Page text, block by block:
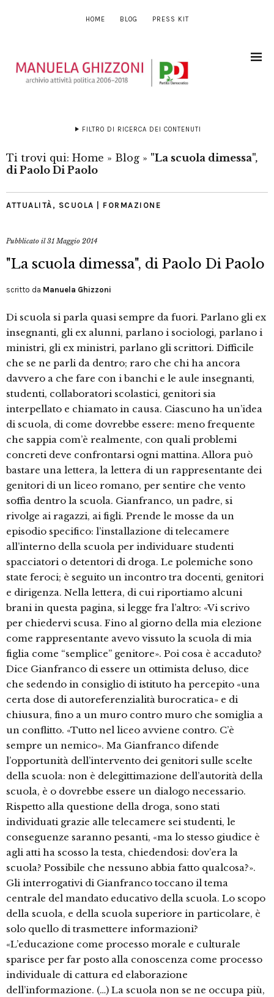
HOME BLOG PRESS KIT
FILTRO DI RICERCA DEI CONTENUTI
Ti trovi qui: Home » Blog » "La scuola dimessa",
di Paolo Di Paolo
ATTUALITÀ , SCUOLA | FORMAZIONE
Pubblicato il31 Maggio 2014
"La scuola dimessa", di Paolo Di Paolo
scritto da Manuela Ghizzoni
Di scuola si parla quasi sempre da fuori. Parlano gli ex
insegnanti, gli ex alunni, parlano i sociologi, parlano i
ministri, gli ex ministri, parlano gli scrittori. Difficile
che se ne parli da dentro; raro che chi ha ancora
davvero a che fare con i banchi e le aule insegnanti,
studenti, collaboratori scolastici, genitori sia
interpellato e chiamato in causa. Ciascuno ha un’idea
di scuola, di come dovrebbe essere: meno frequente
che sappia com’è realmente, con quali problemi
concreti deve confrontarsi ogni mattina. Allora può
bastare una lettera, la lettera di un rappresentante dei
genitori di un liceo romano, per sentire che vento
soffia dentro la scuola. Gianfranco, un padre, si
rivolge ai ragazzi, ai figli. Prende le mosse da un
episodio specifico: l’installazione di telecamere
all’interno della scuola per individuare studenti
spacciatori o detentori di droga. Le polemiche sono
state feroci; è seguito un incontro tra docenti, genitori
e dirigenza. Nella lettera, di cui riportiamo alcuni
brani in questa pagina, si legge fra l’altro: «Vi scrivo
per chiedervi scusa. Fino al giorno della mia elezione
come rappresentante avevo vissuto la scuola di mia
figlia come “semplice” genitore». Poi cosa è accaduto?
Dice Gianfranco di essere un ottimista deluso, dice
che sedendo in consiglio di istituto ha percepito «una
certa dose di autoreferenzialità burocratica» e di
chiusura, fino a un muro contro muro che somiglia a
un conflitto. «Tutto nel liceo avviene contro. C’è
sempre un nemico». Ma Gianfranco difende
l’opportunità dell’intervento dei genitori sulle scelte
della scuola: non è delegittimazione dell’autorità della
scuola, è o dovrebbe essere un dialogo necessario.
Rispetto alla questione della droga, sono stati
individuati grazie alle telecamere sei studenti, le
conseguenze saranno pesanti, «ma lo stesso giudice è
agli atti ha scosso la testa, chiedendosi: dov’era la
scuola? Possibile che nessuno abbia fatto qualcosa?».
Gli interrogativi di Gianfranco toccano il tema
centrale del mandato educativo della scuola. Lo scopo
della scuola, e della scuola superiore in particolare, è
solo quello di trasmettere informazioni?
«L’educazione come processo morale e culturale
sparisce per far posto alla conoscenza come processo
individuale di cattura ed elaborazione
dell’informazione. (…) La scuola non se ne occupa più,